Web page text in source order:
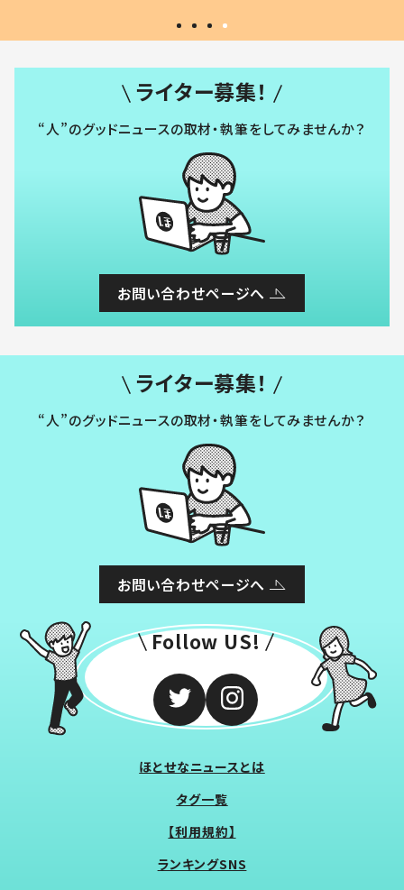
ライター募集！
“人”のグッドニュースの取材・執筆をしてみませんか？
お問い合わせページへ
ライター募集！
“人”のグッドニュースの取材・執筆をしてみませんか？
お問い合わせページへ
Follow US!
ほとせなニュースとは
タグ一覧
【利用規約】
ランキングSNS